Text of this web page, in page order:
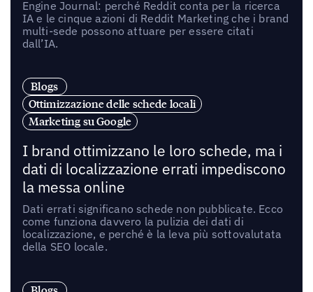
Engine Journal: perché Reddit conta per la ricerca
IA e le cinque azioni di Reddit Marketing che i brand
multi-sede possono attuare per essere citati
dall’IA.
Blogs
Ottimizzazione delle schede locali
Marketing su Google
I brand ottimizzano le loro schede, ma i
dati di localizzazione errati impediscono
la messa online
Dati errati significano schede non pubblicate. Ecco
come funziona davvero la pulizia dei dati di
localizzazione, e perché è la leva più sottovalutata
della SEO locale.